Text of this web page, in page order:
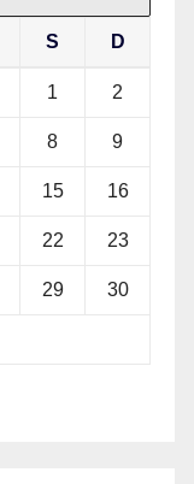
S D
1 2
8 9
15 16
22 23
29 30